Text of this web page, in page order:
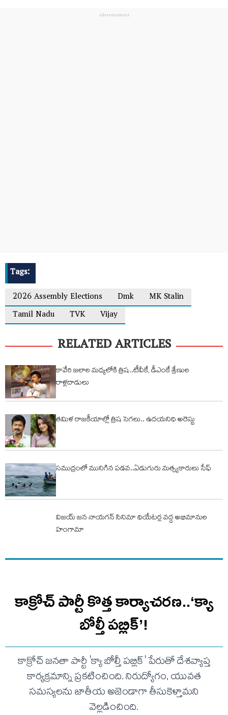
Tags:
2026 Assembly Elections
Dmk
MK Stalin
Tamil Nadu
TVK Vijay
RELATED ARTICLES
కావేరి జలాల మధ్యలోకి త్రిష..టీవీకే, డీఎంకే శ్రేణుల
రాళ్లదాడులు
తమిళ రాజకీయాల్లో త్రిష సెగలు.. ఉదయనిధి అరెస్టు
సముద్రంలో మునిగిన పడవ..ఏడుగురు మత్స్యకారులు సేఫ్
విజయ్ జన నాయగన్ సినిమా థియేటర్ల వద్ద అభిమానుల
హంగామా
కాక్రోచ్ పార్టీ కొత్త కార్యాచరణ..‘క్యా
బోల్తీ పబ్లిక్’!
కాక్రోచ్ జనతా పార్టీ 'క్యా బోల్తీ పబ్లిక్' పేరుతో దేశవ్యాప్త
కార్యక్రమాన్ని ప్రకటించింది. నిరుద్యోగం, యువత
సమస్యలను జాతీయ అజెండాగా తీసుకెళ్తామని
వెల్లడించింది.